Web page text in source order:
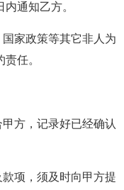
通知乙方。
家政策等其它非人为
任。
方，记录好已经确认
项，须及时向甲方提